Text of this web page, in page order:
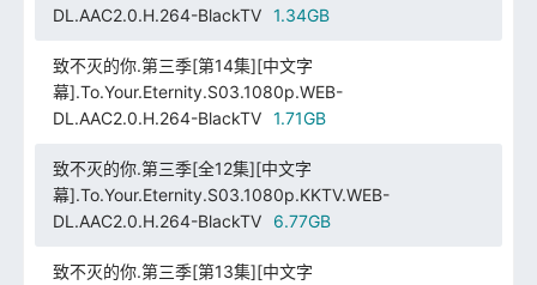
DL.AAC2.0.H.264-BlackTV
1.34GB
致不灭的你.第三季[第14集][中文字
幕].To.Your.Eternity.S03.1080p.WEB-
DL.AAC2.0.H.264-BlackTV
1.71GB
致不灭的你.第三季[全12集][中文字
幕].To.Your.Eternity.S03.1080p.KKTV.WEB-
DL.AAC2.0.H.264-BlackTV
6.77GB
致不灭的你.第三季[第13集][中文字